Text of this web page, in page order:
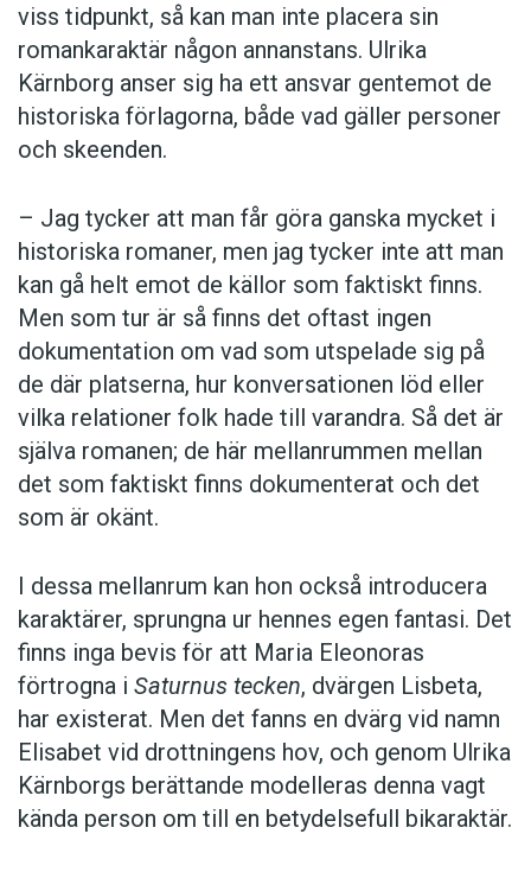
viss tidpunkt, så kan man inte placera sin
romankaraktär någon annanstans. Ulrika
Kärnborg anser sig ha ett ansvar gentemot de
historiska förlagorna, både vad gäller personer
och skeenden.
– Jag tycker att man får göra ganska mycket i
historiska romaner, men jag tycker inte att man
kan gå helt emot de källor som faktiskt finns.
Men som tur är så finns det oftast ingen
dokumentation om vad som utspelade sig på
de där platserna, hur konversationen löd eller
vilka relationer folk hade till varandra. Så det är
själva romanen; de här mellanrummen mellan
det som faktiskt finns dokumenterat och det
som är okänt.
I dessa mellanrum kan hon också introducera
karaktärer, sprungna ur hennes egen fantasi. Det
finns inga bevis för att Maria Eleonoras
förtrogna i Saturnus tecken, dvärgen Lisbeta,
har existerat. Men det fanns en dvärg vid namn
Elisabet vid drottningens hov, och genom Ulrika
Kärnborgs berättande modelleras denna vagt
kända person om till en betydelsefull bikaraktär.